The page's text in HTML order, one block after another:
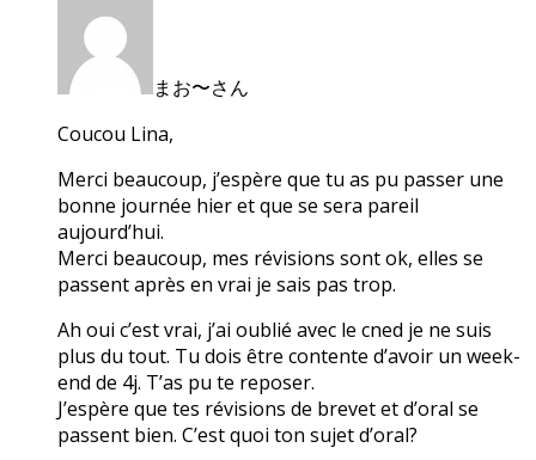
まお〜さん
Coucou Lina,
Merci beaucoup, j’espère que tu as pu passer une
bonne journée hier et que se sera pareil
aujourd’hui.
Merci beaucoup, mes révisions sont ok, elles se
passent après en vrai je sais pas trop.
Ah oui c’est vrai, j’ai oublié avec le cned je ne suis
plus du tout. Tu dois être contente d’avoir un week-
end de 4j. T’as pu te reposer.
J’espère que tes révisions de brevet et d’oral se
passent bien. C’est quoi ton sujet d’oral?